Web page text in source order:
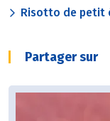
Risotto de petit
Partager sur